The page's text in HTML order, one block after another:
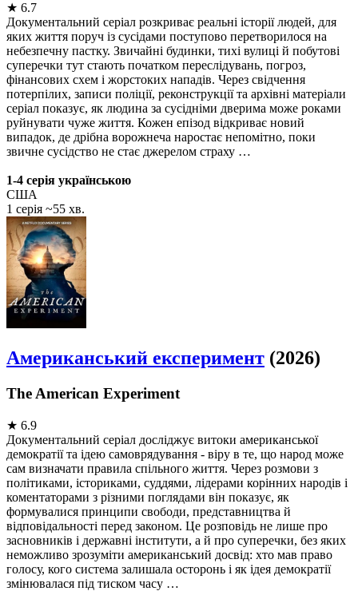
★ 6.7
Документальний серіал розкриває реальні історії людей, для
яких життя поруч із сусідами поступово перетворилося на
небезпечну пастку. Звичайні будинки, тихі вулиці й побутові
суперечки тут стають початком переслідувань, погроз,
фінансових схем і жорстоких нападів. Через свідчення
потерпілих, записи поліції, реконструкції та архівні матеріали
серіал показує, як людина за сусідніми дверима може роками
руйнувати чуже життя. Кожен епізод відкриває новий
випадок, де дрібна ворожнеча наростає непомітно, поки
звичне сусідство не стає джерелом страху …
1-4 серія українською
США
1 серія ~55 хв.
Американський експеримент (2026)
The American Experiment
★ 6.9
Документальний серіал досліджує витоки американської
демократії та ідею самоврядування - віру в те, що народ може
сам визначати правила спільного життя. Через розмови з
політиками, істориками, суддями, лідерами корінних народів і
коментаторами з різними поглядами він показує, як
формувалися принципи свободи, представництва й
відповідальності перед законом. Це розповідь не лише про
засновників і державні інститути, а й про суперечки, без яких
неможливо зрозуміти американський досвід: хто мав право
голосу, кого система залишала осторонь і як ідея демократії
змінювалася під тиском часу …